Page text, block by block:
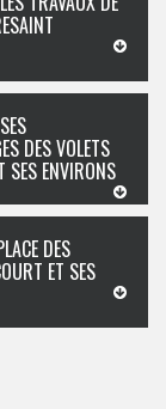
DES VOLETS
SES ENVIRONS
DES
ET SES